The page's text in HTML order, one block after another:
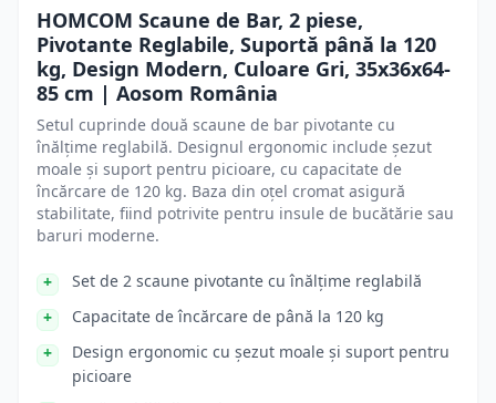
HOMCOM Scaune de Bar, 2 piese,
Pivotante Reglabile, Suportă până la 120
kg, Design Modern, Culoare Gri, 35x36x64-
85 cm | Aosom România
Setul cuprinde două scaune de bar pivotante cu
înălțime reglabilă. Designul ergonomic include șezut
moale și suport pentru picioare, cu capacitate de
încărcare de 120 kg. Baza din oțel cromat asigură
stabilitate, fiind potrivite pentru insule de bucătărie sau
baruri moderne.
Set de 2 scaune pivotante cu înălțime reglabilă
Capacitate de încărcare de până la 120 kg
Design ergonomic cu șezut moale și suport pentru
picioare